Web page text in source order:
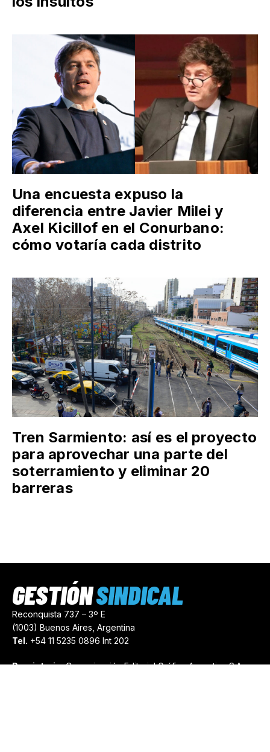
Una encuesta expuso la
diferencia entre Javier Milei y
Axel Kicillof en el Conurbano:
cómo votaría cada distrito
Tren Sarmiento: así es el proyecto
para aprovechar una parte del
soterramiento y eliminar 20
barreras
Reconquista 737 – 3º E
(1003) Buenos Aires, Argentina
Tel. +54 11 5235 0896 Int 202
Propietario:Comunicación Editorial Gráfica Argentina S.A.
GESTIÓNSINDICAL